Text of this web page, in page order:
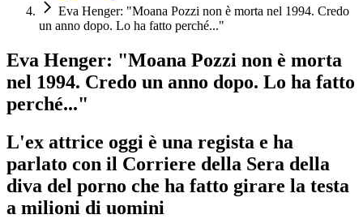
Eva Henger: "Moana Pozzi non è morta nel 1994. Credo
un anno dopo. Lo ha fatto perché..."
Eva Henger: "Moana Pozzi non è morta
nel 1994. Credo un anno dopo. Lo ha fatto
perché..."
L'ex attrice oggi è una regista e ha
parlato con il Corriere della Sera della
diva del porno che ha fatto girare la testa
a milioni di uomini